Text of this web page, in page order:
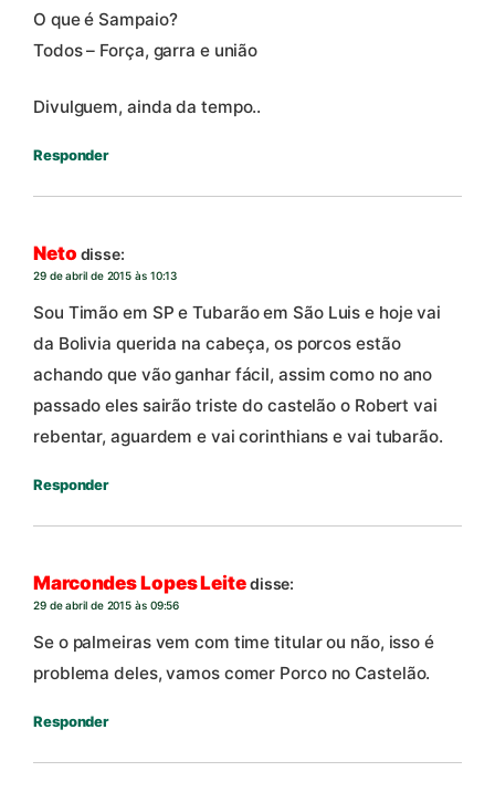
O que é Sampaio?
Todos – Força, garra e união
Divulguem, ainda da tempo..
Responder
Neto disse:
29 de abril de 2015 às 10:13
Sou Timão em SP e Tubarão em São Luis e hoje vai
da Bolivia querida na cabeça, os porcos estão
achando que vão ganhar fácil, assim como no ano
passado eles sairão triste do castelão o Robert vai
rebentar, aguardem e vai corinthians e vai tubarão.
Responder
Marcondes Lopes Leitedisse:
29 de abril de 2015 às 09:56
Se o palmeiras vem com time titular ou não, isso é
problema deles, vamos comer Porco no Castelão.
Responder